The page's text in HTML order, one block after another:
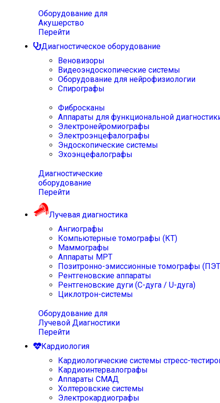
Оборудование для
Акушерство
Перейти
Диагностическое оборудование
Веновизоры
Видеоэндоскопические системы
Оборудование для нейрофизиологии
Спирографы
Фибросканы
Аппараты для функциональной
Электронейромиографы
Электроэнцефалографы
Эндоскопические системы
Эхоэнцефалографы
Диагностические
оборудование
Перейти
Лучевая диагностика
Ангиографы
Компьютерные томографы (КТ)
Маммографы
Аппараты МРТ
Позитронно-эмиссионные томографы
Рентгеновские аппараты
Рентгеновские дуги (С-дуга / U-дуга)
Циклотрон-системы
Оборудование для
Лучевой Диагностики
Перейти
Кардиология
Кардиологические системы стресс-
Кардиоинтервалографы
Аппараты СМАД
Холтеровские системы
Электрокардиографы